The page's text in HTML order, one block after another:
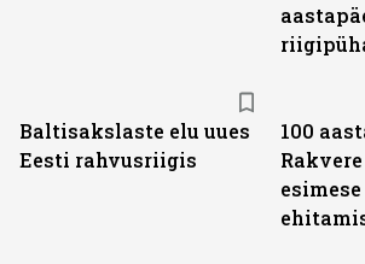
Baltisakslaste elu uues
Eesti rahvusriigis
100